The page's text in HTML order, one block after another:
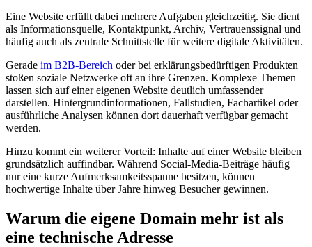
Eine Website erfüllt dabei mehrere Aufgaben gleichzeitig. Sie dient
als Informationsquelle, Kontaktpunkt, Archiv, Vertrauenssignal und
häufig auch als zentrale Schnittstelle für weitere digitale Aktivitäten.
Gerade im B2B-Bereich oder bei erklärungsbedürftigen Produkten
stoßen soziale Netzwerke oft an ihre Grenzen. Komplexe Themen
lassen sich auf einer eigenen Website deutlich umfassender
darstellen. Hintergrundinformationen, Fallstudien, Fachartikel oder
ausführliche Analysen können dort dauerhaft verfügbar gemacht
werden.
Hinzu kommt ein weiterer Vorteil: Inhalte auf einer Website bleiben
grundsätzlich auffindbar. Während Social-Media-Beiträge häufig
nur eine kurze Aufmerksamkeitsspanne besitzen, können
hochwertige Inhalte über Jahre hinweg Besucher gewinnen.
Warum die eigene Domain mehr ist als
eine technische Adresse